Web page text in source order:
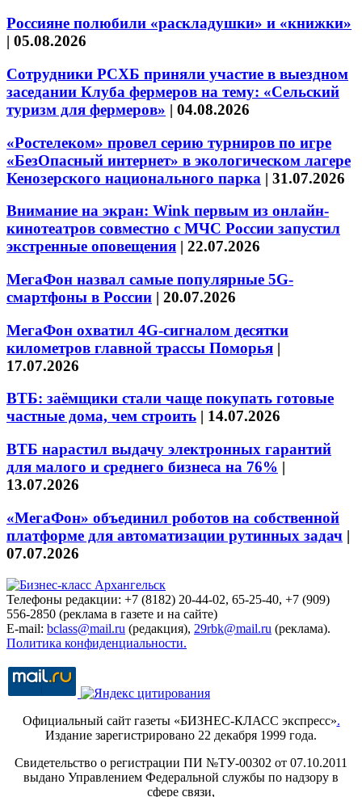
Россияне полюбили «раскладушки» и «книжки»
| 05.08.2026
Сотрудники РСХБ приняли участие в выездном
заседании Клуба фермеров на тему: «Сельский
туризм для фермеров» | 04.08.2026
«Ростелеком» провел серию турниров по игре
«БезОпасный интернет» в экологическом лагере
Кенозерского национального парка | 31.07.2026
Внимание на экран: Wink первым из онлайн-
кинотеатров совместно с МЧС России запустил
экстренные оповещения | 22.07.2026
МегаФон назвал самые популярные 5G-
смартфоны в России | 20.07.2026
МегаФон охватил 4G-сигналом десятки
километров главной трассы Поморья |
17.07.2026
ВТБ: заёмщики стали чаще покупать готовые
частные дома, чем строить | 14.07.2026
ВТБ нарастил выдачу электронных гарантий
для малого и среднего бизнеса на 76% |
13.07.2026
«МегаФон» объединил роботов на собственной
платформе для автоматизации рутинных задач |
07.07.2026
Телефоны редакции: +7 (8182) 20-44-02, 65-25-40, +7 (909)
556-2850 (реклама в газете и на сайте)
E-mail: bclass@mail.ru (редакция), 29rbk@mail.ru (реклама).
Политика конфиденциальности.
Официальный сайт газеты «БИЗНЕС-КЛАСС экспресс».
Издание зарегистрировано 22 декабря 1999 года.
Свидетельство о регистрации ПИ №ТУ-00302 от 07.10.2011
выдано Управлением Федеральной службы по надзору в
сфере связи,